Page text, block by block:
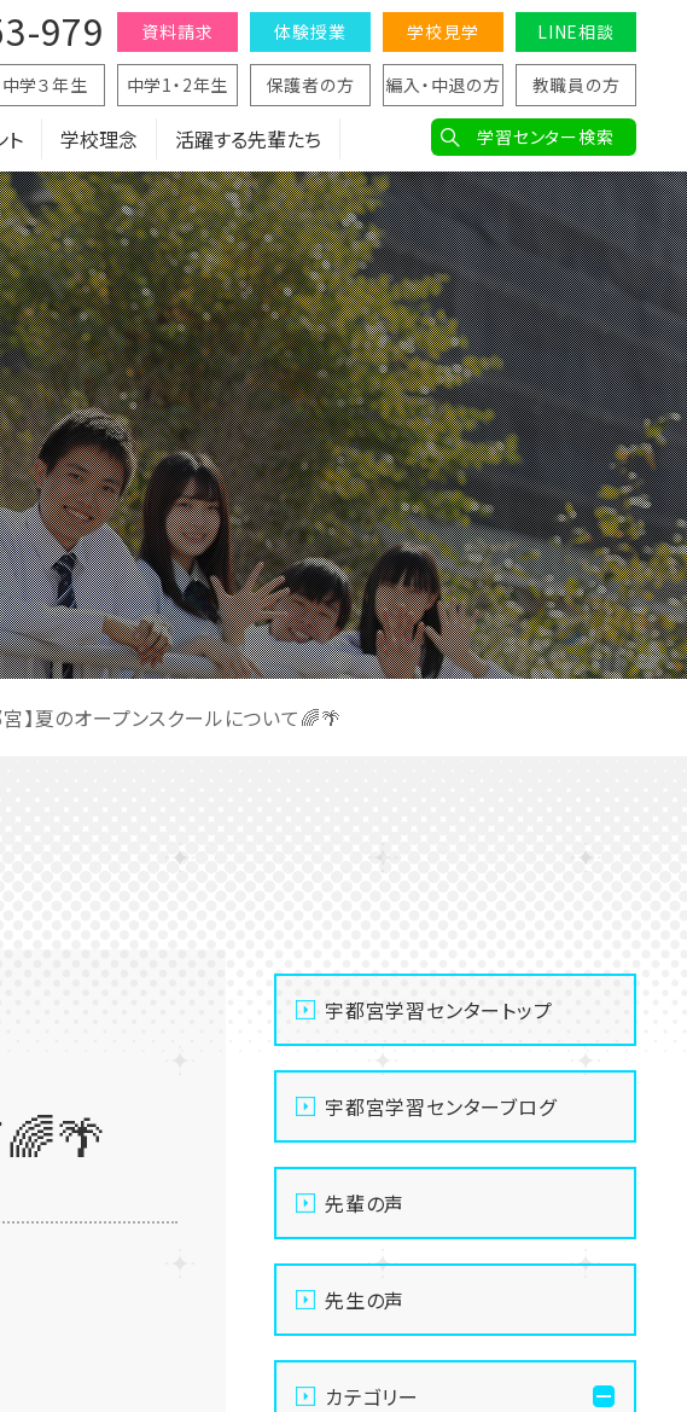
ト 学校理念 活躍する先輩たち
資料請求 体験授業 学校見学 LINE相談
中学３年生 中学1・2年生 保護者の方 編入・中退の方 教職員の方
学習センター検索
979
宮】夏のオープンスクールについて🌈🌴
宇都宮学習センタートップ
宇都宮学習センターブログ
先輩の声
先生の声
カテゴリー